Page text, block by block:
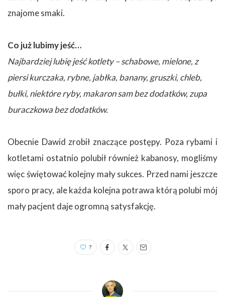
znajome smaki.
Co już lubimy jeść…
Najbardziej lubię jeść kotlety – schabowe, mielone, z
piersi kurczaka, rybne, jabłka, banany, gruszki, chleb,
bułki, niektóre ryby, makaron sam bez dodatków, zupa
buraczkowa bez dodatków.
Obecnie Dawid zrobił znaczące postępy. Poza rybami i
kotletami ostatnio polubił również kabanosy, mogliśmy
więc świętować kolejny mały sukces. Przed nami jeszcze
sporo pracy, ale każda kolejna potrawa którą polubi mój
mały pacjent daje ogromną satysfakcję.
?